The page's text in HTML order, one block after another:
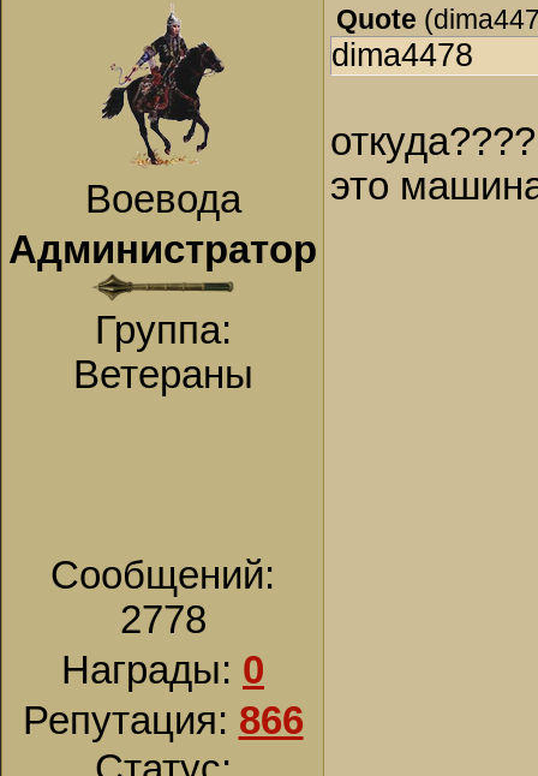
Воевода
Администратор
Группа:
Ветераны
Сообщений:
2778
Награды: 0
Репутация: 866
Quote (
dima4478
это